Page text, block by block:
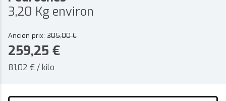
3,20 Kg environ
Ancien prix: 305,00 €
259,25 €
81,02 € / kilo